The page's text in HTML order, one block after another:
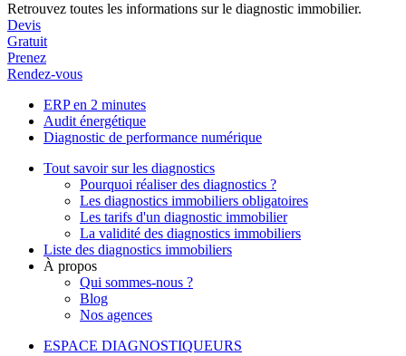
Retrouvez toutes les informations sur le diagnostic immobilier.
Devis
Gratuit
Prenez
Rendez-vous
ERP en 2 minutes
Audit énergétique
Diagnostic de performance numérique
Tout savoir sur les diagnostics
Pourquoi réaliser des diagnostics ?
Les diagnostics immobiliers obligatoires
Les tarifs d'un diagnostic immobilier
La validité des diagnostics immobiliers
Liste des diagnostics immobiliers
À propos
Qui sommes-nous ?
Blog
Nos agences
ESPACE DIAGNOSTIQUEURS